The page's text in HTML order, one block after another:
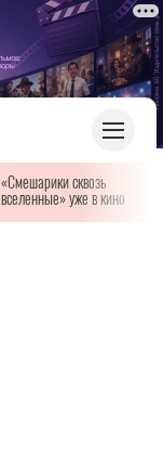
«Смешарики сквозь
вселенные» уже в кино